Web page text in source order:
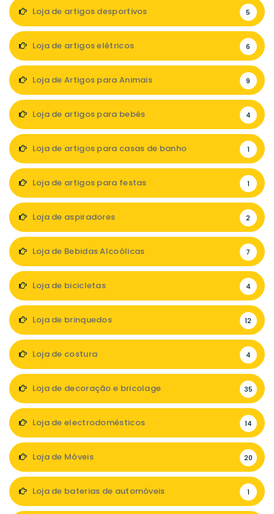
Loja de artigos desportivos 5
Loja de artigos elétricos 6
Loja de Artigos para Animais 9
Loja de artigos para bebés 4
Loja de artigos para casas de banho 1
Loja de artigos para festas 1
Loja de aspiradores 2
Loja de Bebidas Alcoólicas 7
Loja de bicicletas 4
Loja de brinquedos 12
Loja de costura 4
Loja de decoração e bricolage 35
Loja de electrodomésticos 14
Loja de Móveis 20
Loja de baterias de automóveis 1